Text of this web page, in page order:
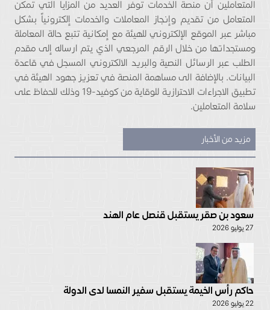
المتعاملين أن منصة الخدمات توفر العديد من المزايا التي تمكن
المتعامل من تقديم وإنجاز المعاملات والخدمات إلكترونياً بشكل
مباشر عبر الموقع الإلكتروني للهيئة مع إمكانية تتبع حالة المعاملة
ومستجداتها من خلال الرقم المرجعي الذي يتم ارساله إلى مقدم
الطلب عبر الرسائل النصية والبريد الالكتروني المسجل في قاعدة
البيانات. بالإضافة الى مساهمة المنصة في تعزيز جهود الهيئة في
تطبيق الاجراءات الاحترازية للوقاية من كوفيد-19 وذلك للحفاظ على
سلامة المتعاملين.
مزيد من الأخبار
سعود بن صقر يستقبل قنصل عام الهند
27 يوليو 2026
حاكم رأس الخيمة يستقبل سفير النمسا لدى الدولة
22 يوليو 2026